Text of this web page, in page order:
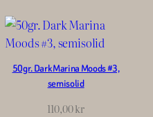
50gr. Dark Marina Moods #3,
semisolid
110,00kr